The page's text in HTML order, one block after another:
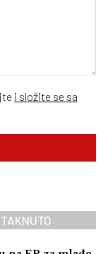
i složite se sa